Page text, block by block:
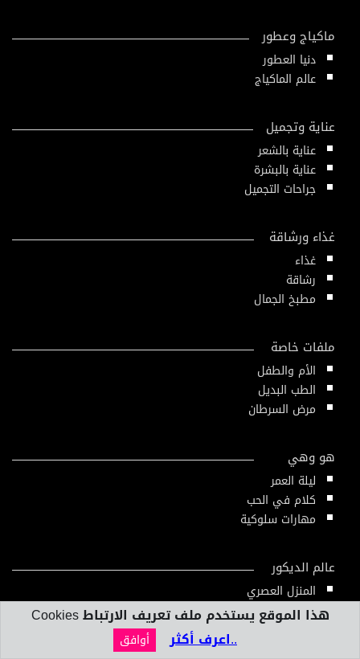
ماكياج وعطور
دنيا العطور
عالم الماكياج
عناية وتجميل
عناية بالشعر
عناية بالبشرة
جراحات التجميل
غذاء ورشاقة
غذاء
رشاقة
مطبخ الجمال
ملفات خاصة
الأم والطفل
الطب البديل
مرض السرطان
هو وهي
ليلة العمر
كلام في الحب
مهارات سلوكية
عالم الديكور
المنزل العصري
تصميم داخلي
هذا الموقع يستخدم ملف تعريف الارتباط Cookies
..اعرف أكثر
أوافق